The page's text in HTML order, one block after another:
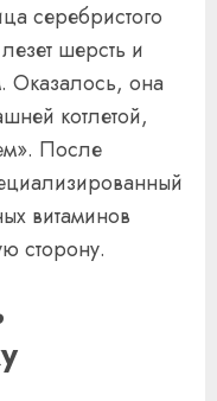
серебристого
шерсть и
Оказалось, она
котлетой,
После
витаминов
сторону.